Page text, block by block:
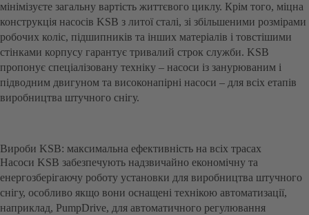
мінімізуєте загальну вартість життєвого циклу. Крім того, міцна
конструкція насосів KSB з литої сталі, зі збільшеними розмірами
робочих коліс, підшипників та інших матеріалів і товстішими
стінками корпусу гарантує тривалий строк служби. KSB
пропонує спеціалізовану техніку – насоси із занурюваним і
підводним двигуном та високонапірні насоси – для всіх етапів
виробництва штучного снігу.
Вироби KSB: максимальна ефективність на всіх трасах
Насоси KSB забезпечують надзвичайно економічну та
енергозберігаючу роботу установки для виробництва штучного
снігу, особливо якщо вони оснащені технікою автоматизації,
наприклад, PumpDrive, для автоматичного регулювання